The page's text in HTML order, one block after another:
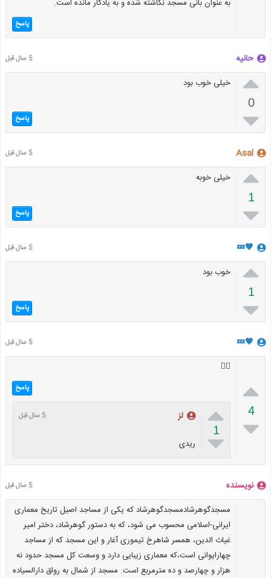
به عنوان بانی مسجد نگاشته شده و به یادگار مانده است.
پاسخ
حانیه 5 سال قبل

0

خیلی خوب بود
پاسخ
Asal 5 سال قبل

1

خیلی خوبه
پاسخ
🖤💤 5 سال قبل

1

خوب بود
پاسخ
🖤💤 5 سال قبل

4

👍🏻
پاسخ

1

لز 5 سال قبل
ریدی
نویسنده 5 سال قبل
مسجدگوهرشادمسجدگوهرشاد که یکی از مساجد اصیل تاریخ معماری
ایرانی-اسلامی محسوب می شود، که به دستور گوهرشاد، دختر امیر
غیاث الدین، همسر شاهرخ تیموری آغار و این مسجد که از مساجد
چهارایوانی است،که معماری زیبایی دارد و وسعت کل مسجد حدود نه
هزار و چهارصد و ده مترمربع است. مسجد از شمال به رواق دارالسیاده